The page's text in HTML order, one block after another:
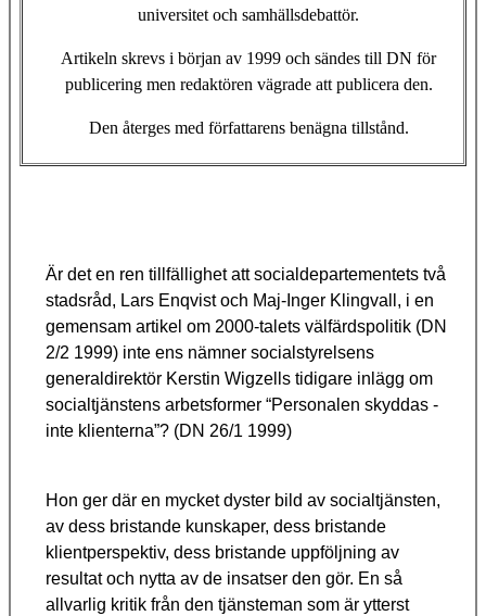
universitet och samhällsdebattör.
Artikeln skrevs i början av 1999 och sändes till DN för
publicering men redaktören vägrade att publicera den.
Den återges med författarens benägna tillstånd.
Är det en ren tillfällighet att socialdepartementets två
stadsråd, Lars Enqvist och Maj-Inger Klingvall, i en
gemensam artikel om 2000-talets välfärdspolitik (DN
2/2 1999) inte ens nämner socialstyrelsens
generaldirektör Kerstin Wigzells tidigare inlägg om
socialtjänstens arbetsformer “Personalen skyddas -
inte klienterna”? (DN 26/1 1999)
Hon ger där en mycket dyster bild av socialtjänsten,
av dess bristande kunskaper, dess bristande
klientperspektiv, dess bristande uppföljning av
resultat och nytta av de insatser den gör. En så
allvarlig kritik från den tjänsteman som är ytterst